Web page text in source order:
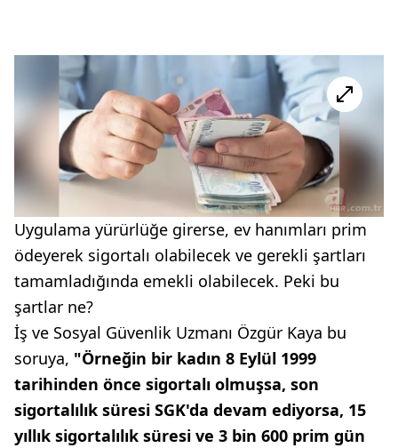
Uygulama yürürlüğe girerse, ev hanımları prim
ödeyerek sigortalı olabilecek ve gerekli şartları
tamamladığında emekli olabilecek. Peki bu
şartlar ne?
İş ve Sosyal Güvenlik Uzmanı Özgür Kaya bu
soruya, "Örneğin bir kadın 8 Eylül 1999
tarihinden önce sigortalı olmuşsa, son
sigortalılık süresi SGK'da devam ediyorsa, 15
yıllık sigortalılık süresi ve 3 bin 600 prim gün